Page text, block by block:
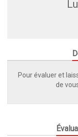
Pour évaluer et
de